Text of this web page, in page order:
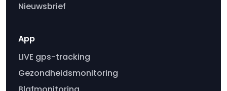
Nieuwsbrief
App
LIVE gps-tracking
Gezondheidsmonitoring